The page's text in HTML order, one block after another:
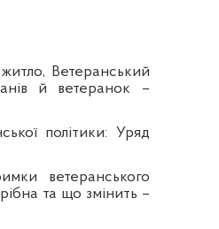
Ветеранський
й ветеранок –
політики: Уряд
ветеранського
та що змінить –